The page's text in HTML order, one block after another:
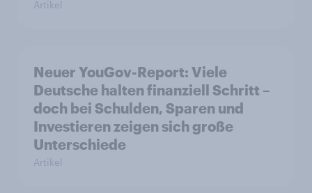
Artikel
Neuer YouGov-Report: Viele
Deutsche halten finanziell Schritt –
doch bei Schulden, Sparen und
Investieren zeigen sich große
Unterschiede
Artikel